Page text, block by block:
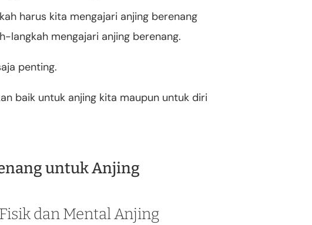
harus kita mengajari anjing berenang
langkah mengajari anjing berenang.
penting.
baik untuk anjing kita maupun untuk diri
untuk Anjing
dan Mental Anjing